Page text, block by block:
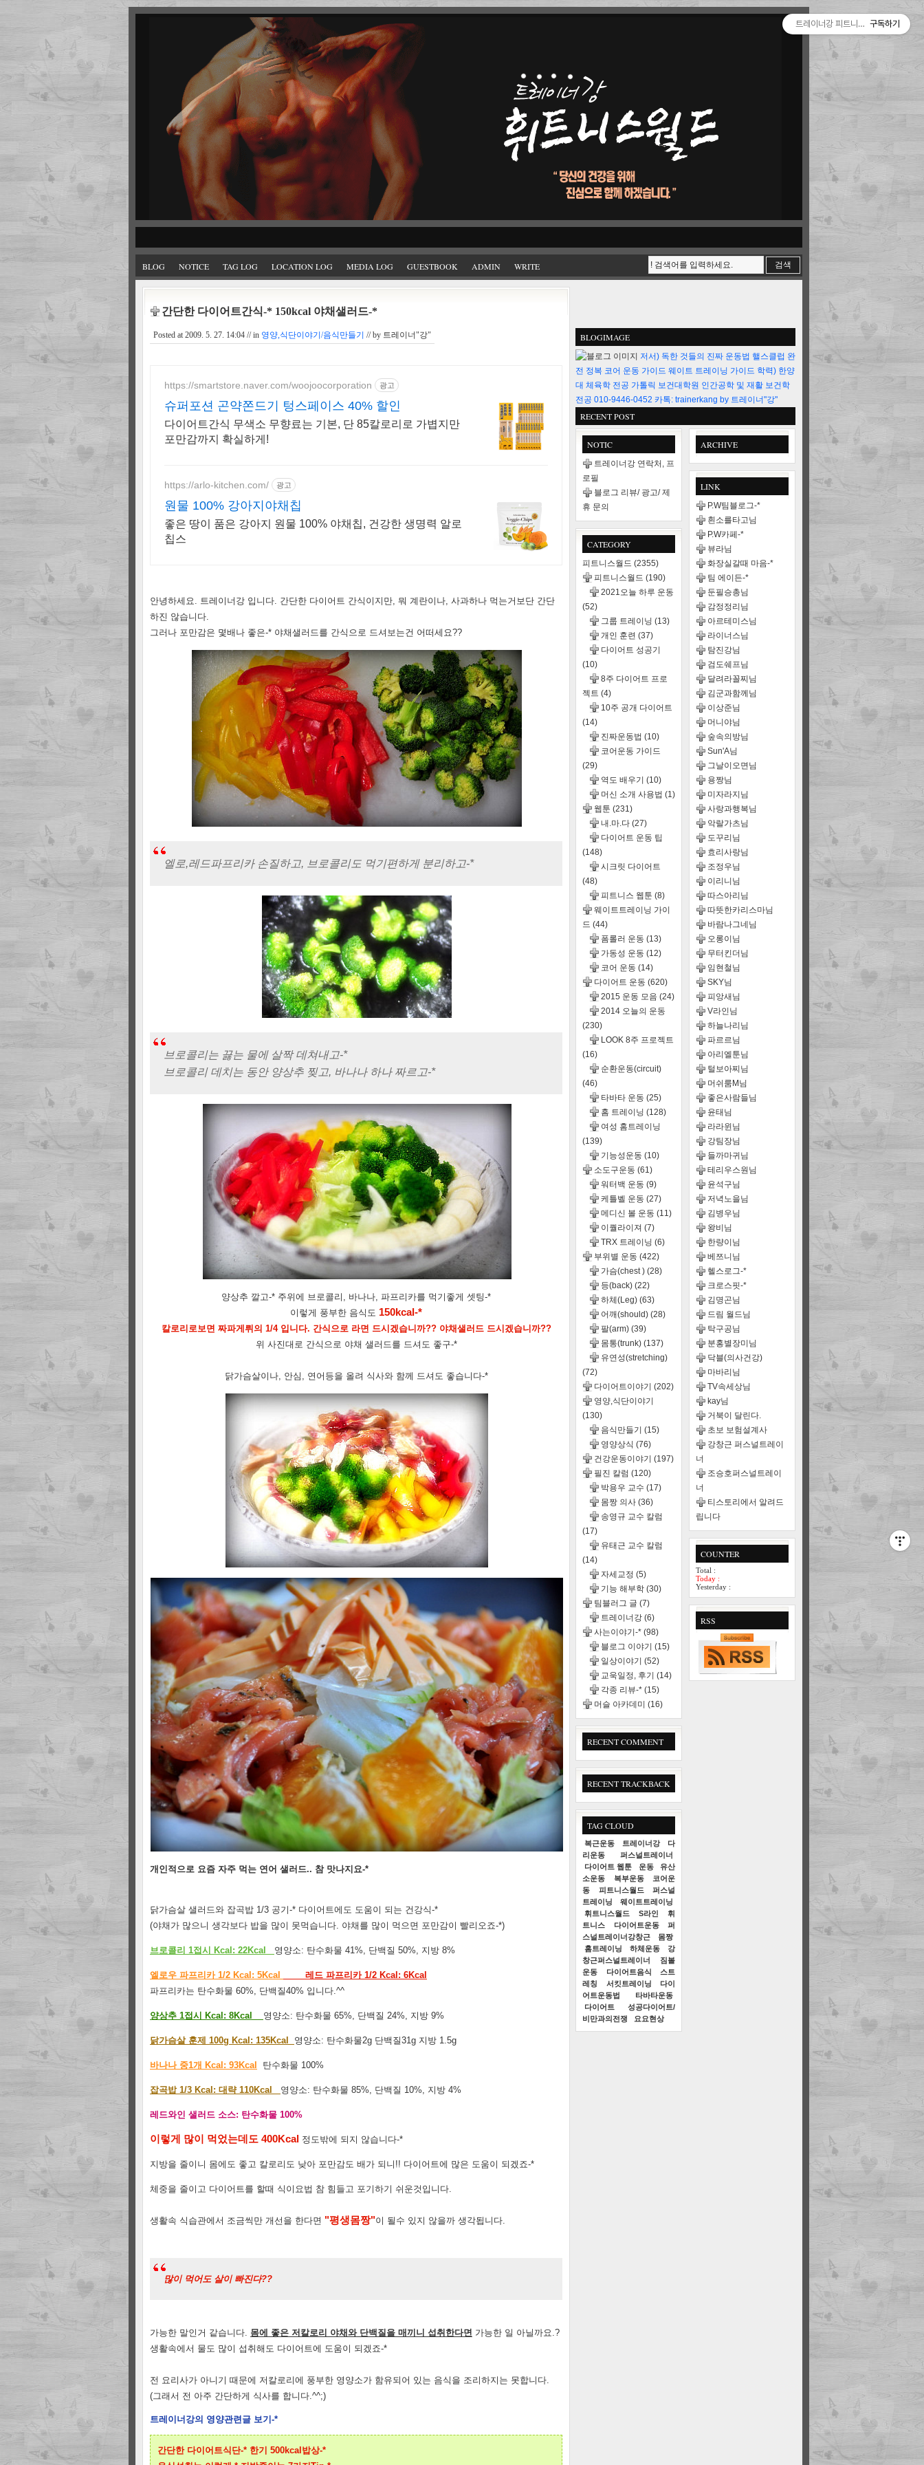
BLOG NOTICE TAG LOG LOCATION LOG MEDIA LOG GUESTBOOK ADMIN WRITE
간단한 다이어트간식-* 150kcal 야채샐러드-*
Posted at 2009. 5. 27. 14:04 // in 영양,식단이야기/음식만들기 // by 트레이너"강"
https://smartstore.naver.com/woojoocorporation 광고
슈퍼포션 곤약쫀드기 텅스페이스 40% 할인
다이어트간식 무색소 무향료는 기본, 단 85칼로리로 가볍지만
포만감까지 확실하게!
https://arlo-kitchen.com/ 광고
원물 100% 강아지야채칩
좋은 땅이 품은 강아지 원물 100% 야채칩, 건강한 생명력 알로
칩스
안녕하세요. 트레이너강 입니다. 간단한 다이어트 간식이지만, 뭐 계란이나, 사과하나 먹는거보단 간단
하진 않습니다.
그러나 포만감은 몇배나 좋은-* 야채샐러드를 간식으로 드셔보는건 어떠세요??
엘로,레드파프리카 손질하고, 브로콜리도 먹기편하게 분리하고-*
브로콜리는 끓는 물에 살짝 데쳐내고-*
브로콜리 데치는 동안 양상추 찢고, 바나나 하나 짜르고-*
양상추 깔고-* 주위에 브로콜리, 바나나, 파프리카를 먹기좋게 셋팅-*
이렇게 풍부한 음식도 150kcal-*
칼로리로보면 짜파게뤼의 1/4 입니다. 간식으로 라면 드시겠습니까?? 야채샐러드 드시겠습니까??
위 사진대로 간식으로 야채 샐러드를 드셔도 좋구-*
닭가슴살이나, 안심, 연어등을 올려 식사와 함께 드셔도 좋습니다-*
개인적으로 요즘 자주 먹는 연어 샐러드.. 참 맛나지요-*
닭가슴살 샐러드와 잡곡밥 1/3 공기-* 다이어트에도 도움이 되는 건강식-*
(야채가 많으니 생각보다 밥을 많이 못먹습니다. 야채를 많이 먹으면 포만감이 빨리오죠-*)
브로콜리 1접시 Kcal: 22Kcal 영양소: 탄수화물 41%, 단백질 50%, 지방 8%
엘로우 파프리카 1/2 Kcal: 5Kcal
레드 파프리카 1/2 Kcal: 6Kcal
파프리카는 탄수화물 60%, 단백질40% 입니다.^^
양상추 1접시 Kcal: 8Kcal 영양소: 탄수화물 65%, 단백질 24%, 지방 9%
닭가슴살 훈제 100g Kcal: 135Kcal 영양소: 탄수화물2g 단백질31g 지방 1.5g
바나나 중1개 Kcal: 93Kcal 탄수화물 100%
잡곡밥 1/3 Kcal: 대략 110Kcal 영양소: 탄수화물 85%, 단백질 10%, 지방 4%
레드와인 샐러드 소스: 탄수화물 100%
이렇게 많이 먹었는데도 400Kcal 정도밖에 되지 않습니다-*
지방을 줄이니 몸에도 좋고 칼로리도 낮아 포만감도 배가 되니!! 다이어트에 많은 도움이 되겠죠-*
체중을 줄이고 다이어트를 할때 식이요법 참 힘들고 포기하기 쉬운것입니다.
생활속 식습관에서 조금씩만 개선을 한다면 "평생몸짱"이 될수 있지 않을까 생각됩니다.
많이 먹어도 살이 빠진다??
가능한 말인거 같습니다. 몸에 좋은 저칼로리 야채와 단백질을 매끼니 섭취한다면 가능한 일 아닐까요.?
생활속에서 물도 많이 섭취해도 다이어트에 도움이 되겠죠-*
전 요리사가 아니기 때문에 저칼로리에 풍부한 영양소가 함유되어 있는 음식을 조리하지는 못합니다.
(그래서 전 아주 간단하게 식사를 합니다.^^;)
트레이너강의 영양관련글 보기-*
간단한 다이어트식단-* 한기 500kcal밥상-*
BLOGIMAGE
저서) 독한 것들의 진짜 운동법 핼스클럽 완
전 정복 코어 운동 가이드 웨이트 트레이닝 가이드 학력) 한양
대 체육학 전공 가톨릭 보건대학원 인간공학 및 재활 보건학
전공 010-9446-0452 카톡: trainerkang by 트레이너"강"
RECENT POST
ARCHIVE
LINK
P.W팀블로그-*
흰소를타고님
P.W카페-*
뷰라님
화장실갈때 마음-*
팀 에이든-*
둔필승총님
감정정리님
아르테미스님
라이너스님
탐진강님
검도쉐프님
달려라꼴찌님
김군과함께님
이상준님
머니야님
숲속의방님
Sun'A님
그날이오면님
용짱님
미자라지님
사랑과행복님
악랄가츠님
도꾸리님
효리사랑님
조정우님
이리니님
따스아리님
따뜻한카리스마님
바람나그네님
오롱이님
무터킨더님
임현철님
SKY님
피앙새님
V라인님
하늘나리님
파르르님
아리엘툰님
털보아찌님
머쉬룸M님
좋은사람들님
윤태님
라라윈님
강팀장님
들까마귀님
테리우스원님
윤석구님
저녁노을님
김병우님
왕비님
한량이님
베쯔니님
헬스로그-*
크로스핏-*
김명곤님
드림 월드님
탁구공님
분홍별장미님
닥블(의사건강)
마바리님
TV속세상님
kay님
거북이 달린다.
초보 보험설계사
강창근 퍼스널트레이
너
조승호퍼스널트레이
너
티스토리에서 알려드
립니다
COUNTER
Total :
Today :
Yesterday :
RSS
NOTIC
트레이너강 연락처, 프
로필
블로그 리뷰/ 광고/ 제
휴 문의
CATEGORY
피트니스월드 (2355)
피트니스월드 (190)
2021오늘 하루 운동
(52)
그룹 트레이닝 (13)
개인 훈련 (37)
다이어트 성공기
(10)
8주 다이어트 프로
젝트 (4)
10주 공개 다이어트
(14)
진짜운동법 (10)
코어운동 가이드
(29)
역도 배우기 (10)
머신 소개 사용법 (1)
웹툰 (231)
내.마.다 (27)
다이어트 운동 팁
(148)
시크릿 다이어트
(48)
피트니스 웹툰 (8)
웨이트트레이닝 가이
드 (44)
폼롤러 운동 (13)
가동성 운동 (12)
코어 운동 (14)
다이어트 운동 (620)
2015 운동 모음 (24)
2014 오늘의 운동
(230)
LOOK 8주 프로젝트
(16)
순환운동(circuit)
(46)
타바타 운동 (25)
홈 트레이닝 (128)
여성 홈트레이닝
(139)
기능성운동 (10)
소도구운동 (61)
워터백 운동 (9)
케틀벨 운동 (27)
메디신 볼 운동 (11)
이퀄라이져 (7)
TRX 트레이닝 (6)
부위별 운동 (422)
가슴(chest ) (28)
등(back) (22)
하체(Leg) (63)
어깨(should) (28)
팔(arm) (39)
몸통(trunk) (137)
유연성(stretching)
(72)
다이어트이야기 (202)
영양,식단이야기
(130)
음식만들기 (15)
영양상식 (76)
건강운동이야기 (197)
필진 칼럼 (120)
박용우 교수 (17)
몸짱 의사 (36)
송영규 교수 칼럼
(17)
유태근 교수 칼럼
(14)
자세교정 (5)
기능 해부학 (30)
팀블러그 글 (7)
트레이너강 (6)
사는이야기-* (98)
블로그 이야기 (15)
일상이야기 (52)
교욱일정, 후기 (14)
각종 리뷰-* (15)
머슬 아카데미 (16)
RECENT COMMENT
RECENT TRACKBACK
TAG CLOUD
복근운동 트레이너강
다
리운동
퍼스널트레이너
다이어트 웹툰
운동
유산
소운동
복부운동
코어운
동
피트니스월드
퍼스널
트레이닝
웨이트트레이닝
휘트니스월드
S라인
휘
트니스
다이어트운동
퍼
스널트레이너강창근
몸짱
홈트레이닝
하체운동
강
창근퍼스널트레이너
짐볼
운동
다이어트음식
스트
레칭
서킷트레이닝
다이
어트운동법
타바타운동
다이어트
성공다이어트/
비만과의전쟁
요요현상
트레이너강 피트니스월드구독하기